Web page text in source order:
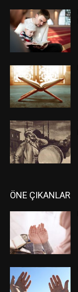
ÖNE ÇIKANLAR